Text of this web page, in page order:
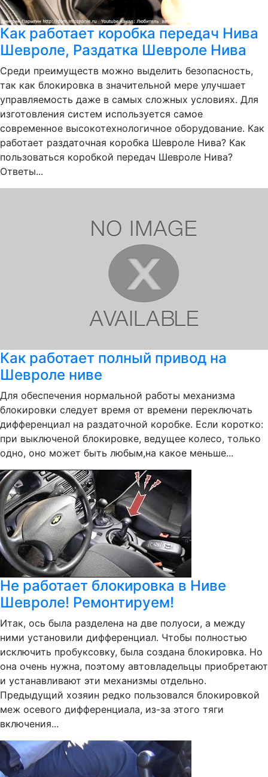
Как работает коробка передач Нива
Шевроле, Раздатка Шевроле Нива
Среди преимуществ можно выделить безопасность,
так как блокировка в значительной мере улучшает
управляемость даже в самых сложных условиях. Для
изготовления систем используется самое
современное высокотехнологичное оборудование. Как
работает раздаточная коробка Шевроле Нива? Как
пользоваться коробкой передач Шевроле Нива?
Ответы...
Как работает полный привод на
Шевроле ниве
Для обеспечения нормальной работы механизма
блокировки следует время от времени переключать
дифференциал на раздаточной коробке. Если коротко:
при выключеной блокировке, ведущее колесо, только
одно, оно может быть любым,на какое меньше...
Не работает блокировка в Ниве
Шевроле! Ремонтируем!
Итак, ось была разделена на две полуоси, а между
ними установили дифференциал. Чтобы полностью
исключить пробуксовку, была создана блокировка. Но
она очень нужна, поэтому автовладельцы приобретают
и устанавливают эти механизмы отдельно.
Предыдущий хозяин редко пользовался блокировкой
меж осевого дифференциала, из-за этого тяги
включения...